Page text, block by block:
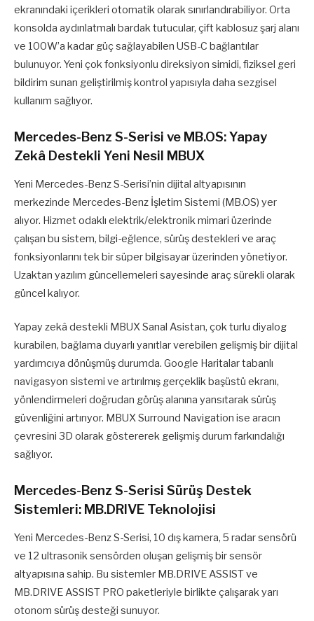
ekranındaki içerikleri otomatik olarak sınırlandırabiliyor. Orta
konsolda aydınlatmalı bardak tutucular, çift kablosuz şarj alanı
ve 100W’a kadar güç sağlayabilen USB-C bağlantılar
bulunuyor. Yeni çok fonksiyonlu direksiyon simidi, fiziksel geri
bildirim sunan geliştirilmiş kontrol yapısıyla daha sezgisel
kullanım sağlıyor.
Mercedes-Benz S-Serisi ve MB.OS: Yapay
Zekâ Destekli Yeni Nesil MBUX
Yeni Mercedes-Benz S-Serisi’nin dijital altyapısının
merkezinde Mercedes-Benz İşletim Sistemi (MB.OS) yer
alıyor. Hizmet odaklı elektrik/elektronik mimari üzerinde
çalışan bu sistem, bilgi-eğlence, sürüş destekleri ve araç
fonksiyonlarını tek bir süper bilgisayar üzerinden yönetiyor.
Uzaktan yazılım güncellemeleri sayesinde araç sürekli olarak
güncel kalıyor.
Yapay zekâ destekli MBUX Sanal Asistan, çok turlu diyalog
kurabilen, bağlama duyarlı yanıtlar verebilen gelişmiş bir dijital
yardımcıya dönüşmüş durumda. Google Haritalar tabanlı
navigasyon sistemi ve artırılmış gerçeklik başüstü ekranı,
yönlendirmeleri doğrudan görüş alanına yansıtarak sürüş
güvenliğini artırıyor. MBUX Surround Navigation ise aracın
çevresini 3D olarak göstererek gelişmiş durum farkındalığı
sağlıyor.
Mercedes-Benz S-Serisi Sürüş Destek
Sistemleri: MB.DRIVE Teknolojisi
Yeni Mercedes-Benz S-Serisi, 10 dış kamera, 5 radar sensörü
ve 12 ultrasonik sensörden oluşan gelişmiş bir sensör
altyapısına sahip. Bu sistemler MB.DRIVE ASSIST ve
MB.DRIVE ASSIST PRO paketleriyle birlikte çalışarak yarı
otonom sürüş desteği sunuyor.